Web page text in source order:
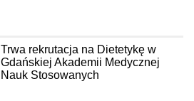
Trwa rekrutacja na Dietetykę w
Gdańskiej Akademii Medycznej
Nauk Stosowanych